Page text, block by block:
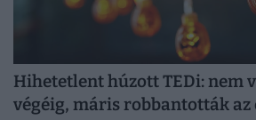
Hihetetlent húzott TEDi: nem
végéig, máris robbantották az